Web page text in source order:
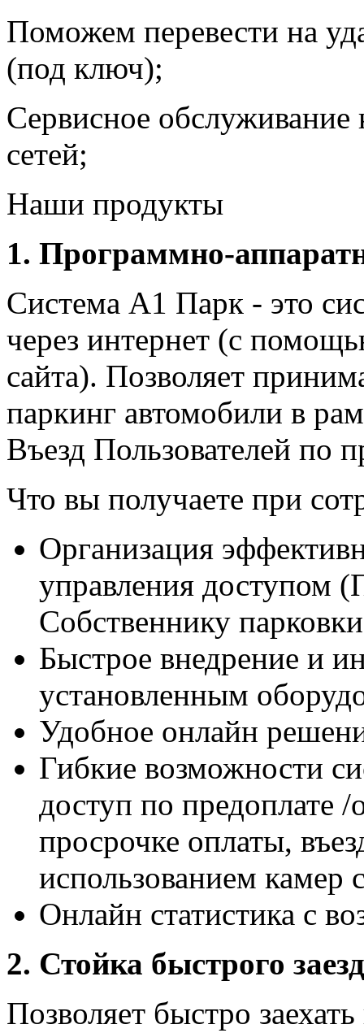
Поможем перевести на
(под ключ);
Сервисное
сетей;
Наши продукты
1. Программно-
Система А1 Парк - это
через интернет (с
сайта). Позволяет
паркинг автомобили в
Въезд Пользователей по
Что вы получаете при
Организация
управления доступом
Собственнику
Быстрое внедрение и
установленным
Удобное онлайн
Гибкие возможности
доступ по предоплате
просрочке оплаты,
использованием камер
Онлайн статистика с
2. Стойка быстрого
Позволяет быстро